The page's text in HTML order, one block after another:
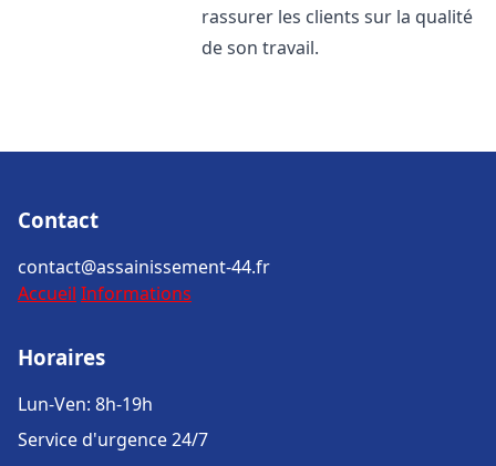
rassurer les clients sur la qualité
de son travail.
Contact
contact@assainissement-44.fr
Accueil Informations
Horaires
Lun-Ven: 8h-19h
Service d'urgence 24/7